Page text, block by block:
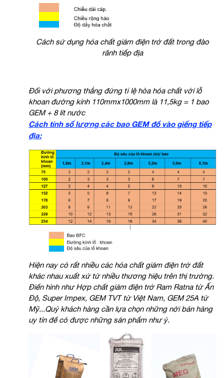
Cách sử dụng hóa chất giảm điện trở đất trong đào
rãnh tiếp địa
Đối với phương thẳng đứng tỉ lệ hòa hóa chất với lỗ
khoan đường kính 110mmx1000mm là 11,5kg = 1 bao
GEM + 8 lít nước
Cách tính số lượng các bao GEM đổ vào giếng tiếp
địa:
Hiện nay có rất nhiều các hóa chất giảm điện trở đất
khác nhau xuất xứ từ nhiều thương hiệu trên thị trường.
Điển hình như Hợp chất giảm điện trở Ram Ratna từ Ấn
Độ, Super Impex, GEM TVT từ Việt Nam, GEM 25A từ
Mỹ...Quý khách hàng cần lựa chọn những nới bán hàng
uy tín để có được những sản phẩm như ý.